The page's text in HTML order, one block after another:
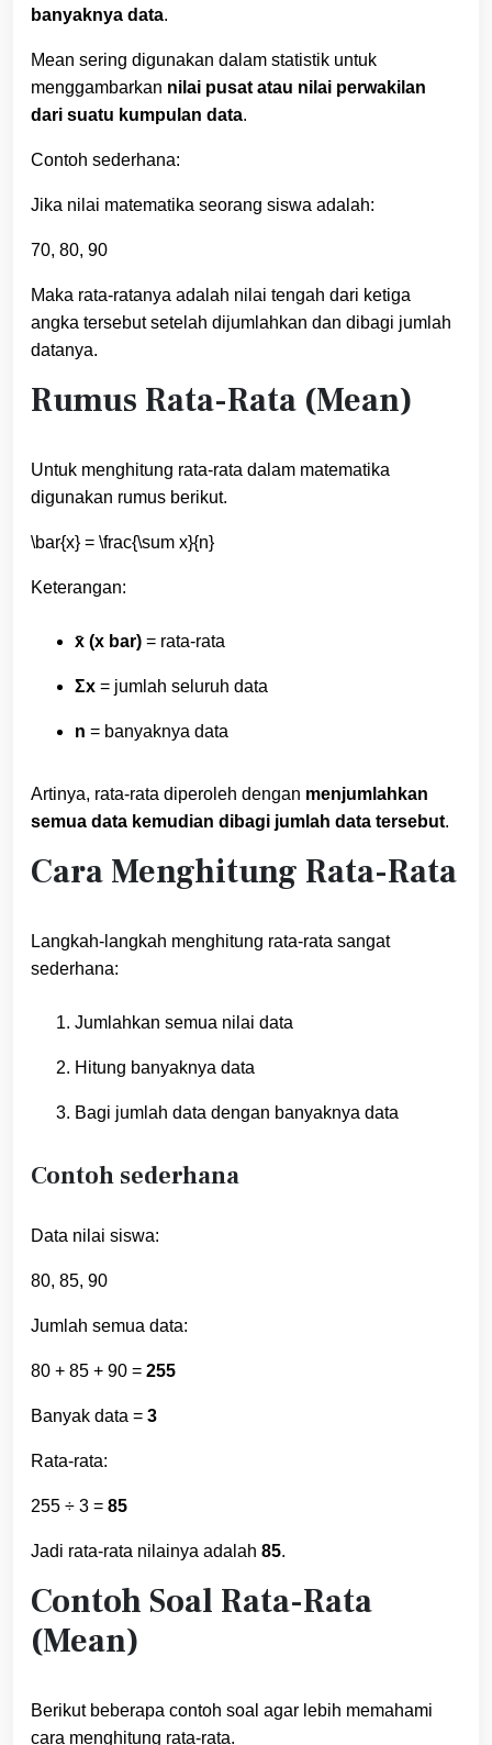
banyaknya data.
Mean sering digunakan dalam statistik untuk
menggambarkan nilai pusat atau nilai perwakilan
dari suatu kumpulan data.
Contoh sederhana:
Jika nilai matematika seorang siswa adalah:
70, 80, 90
Maka rata-ratanya adalah nilai tengah dari ketiga
angka tersebut setelah dijumlahkan dan dibagi jumlah
datanya.
Rumus Rata-Rata (Mean)
Untuk menghitung rata-rata dalam matematika
digunakan rumus berikut.
\bar{x} = \frac{\sum x}{n}
Keterangan:
x̄ (x bar) = rata-rata
Σx = jumlah seluruh data
n = banyaknya data
Artinya, rata-rata diperoleh dengan menjumlahkan
semua data kemudian dibagi jumlah data tersebut.
Cara Menghitung Rata-Rata
Langkah-langkah menghitung rata-rata sangat
sederhana:
Jumlahkan semua nilai data
Hitung banyaknya data
Bagi jumlah data dengan banyaknya data
Contoh sederhana
Data nilai siswa:
80, 85, 90
Jumlah semua data:
80 + 85 + 90 = 255
Banyak data = 3
Rata-rata:
255 ÷ 3 = 85
Jadi rata-rata nilainya adalah 85.
Contoh Soal Rata-Rata
(Mean)
Berikut beberapa contoh soal agar lebih memahami
cara menghitung rata-rata.